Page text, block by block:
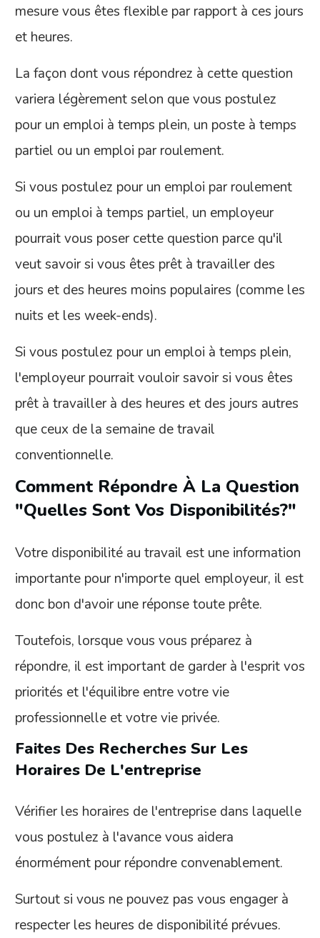
mesure vous êtes flexible par rapport à ces jours
et heures.
La façon dont vous répondrez à cette question
variera légèrement selon que vous postulez
pour un emploi à temps plein, un poste à temps
partiel ou un emploi par roulement.
Si vous postulez pour un emploi par roulement
ou un emploi à temps partiel, un employeur
pourrait vous poser cette question parce qu'il
veut savoir si vous êtes prêt à travailler des
jours et des heures moins populaires (comme les
nuits et les week-ends).
Si vous postulez pour un emploi à temps plein,
l'employeur pourrait vouloir savoir si vous êtes
prêt à travailler à des heures et des jours autres
que ceux de la semaine de travail
conventionnelle.
Comment Répondre À La Question
"Quelles Sont Vos Disponibilités?"
Votre disponibilité au travail est une information
importante pour n'importe quel employeur, il est
donc bon d'avoir une réponse toute prête.
Toutefois, lorsque vous vous préparez à
répondre, il est important de garder à l'esprit vos
priorités et l'équilibre entre votre vie
professionnelle et votre vie privée.
Faites Des Recherches Sur Les
Horaires De L'entreprise
Vérifier les horaires de l'entreprise dans laquelle
vous postulez à l'avance vous aidera
énormément pour répondre convenablement.
Surtout si vous ne pouvez pas vous engager à
respecter les heures de disponibilité prévues.